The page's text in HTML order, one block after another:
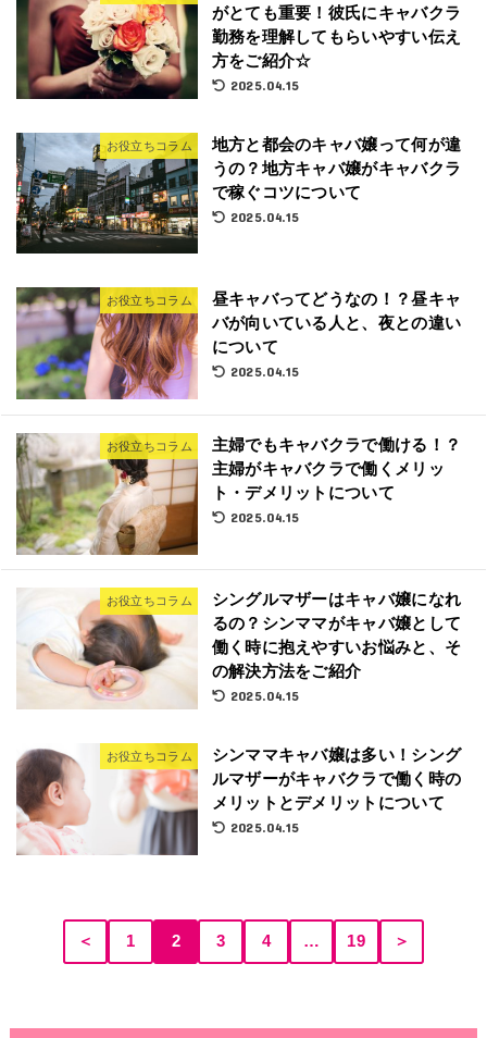
がとても重要！彼氏にキャバクラ
勤務を理解してもらいやすい伝え
方をご紹介☆
2025.04.15
お役立ちコラム
地方と都会のキャバ嬢って何が違
うの？地方キャバ嬢がキャバクラ
で稼ぐコツについて
2025.04.15
お役立ちコラム
昼キャバってどうなの！？昼キャ
バが向いている人と、夜との違い
について
2025.04.15
お役立ちコラム
主婦でもキャバクラで働ける！？
主婦がキャバクラで働くメリッ
ト・デメリットについて
2025.04.15
お役立ちコラム
シングルマザーはキャバ嬢になれ
るの？シンママがキャバ嬢として
働く時に抱えやすいお悩みと、そ
の解決方法をご紹介
2025.04.15
お役立ちコラム
シンママキャバ嬢は多い！シング
ルマザーがキャバクラで働く時の
メリットとデメリットについて
2025.04.15
＜ 1 2 3 4 … 19 ＞